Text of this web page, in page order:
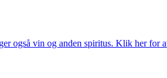
også vin og anden spiritus. Klik her for